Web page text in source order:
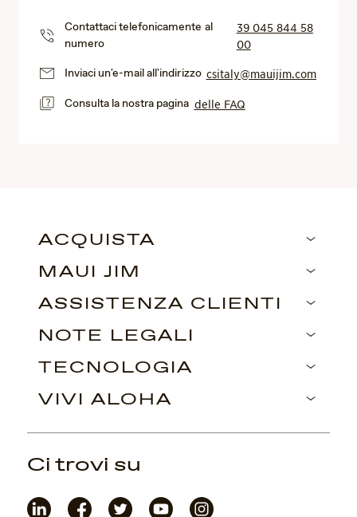
Contattaci telefonicamente al
numero
39 045 844 58
00
Inviaci un'e-mail all'indirizzo csitaly@mauijim.com
Consulta la nostra pagina delle FAQ
ACQUISTA
MAUI JIM
ASSISTENZA CLIENTI
NOTE LEGALI
TECNOLOGIA
VIVI ALOHA
Ci trovi su